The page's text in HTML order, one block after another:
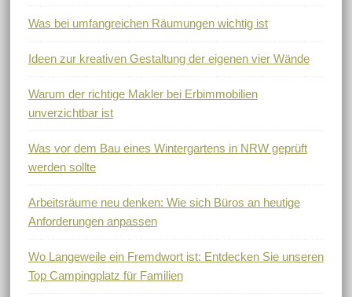
Was bei umfangreichen Räumungen wichtig ist
Ideen zur kreativen Gestaltung der eigenen vier Wände
Warum der richtige Makler bei Erbimmobilien
unverzichtbar ist
Was vor dem Bau eines Wintergartens in NRW geprüft
werden sollte
Arbeitsräume neu denken: Wie sich Büros an heutige
Anforderungen anpassen
Wo Langeweile ein Fremdwort ist: Entdecken Sie unseren
Top Campingplatz für Familien